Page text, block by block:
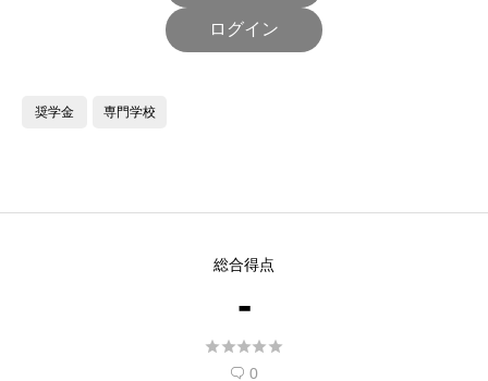
ログイン
奨学金 専門学校
総合得点
-

 0